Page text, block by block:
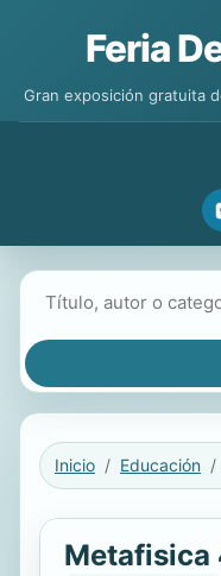
Feria
Gran exposición gratuita
Inicio Educación
Metafisica